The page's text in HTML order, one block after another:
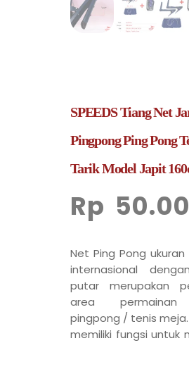
SPEEDS Tiang Net
Pingpong Ping Pong
Tarik Model Japit
Rp
Net Ping Pong
internasional
putar merupakan
area
pingpong / tenis
memiliki fungsi untuk